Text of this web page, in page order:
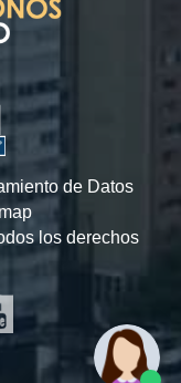
de Datos
los derechos